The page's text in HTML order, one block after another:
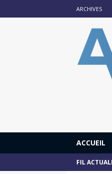
ARCHIVES
ACCUEIL
FIL